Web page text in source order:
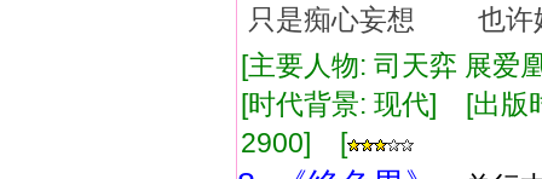
只是痴心妄想 也许她
[主要人物: 司天弈 展
[时代背景: 现代] [出
2900] [